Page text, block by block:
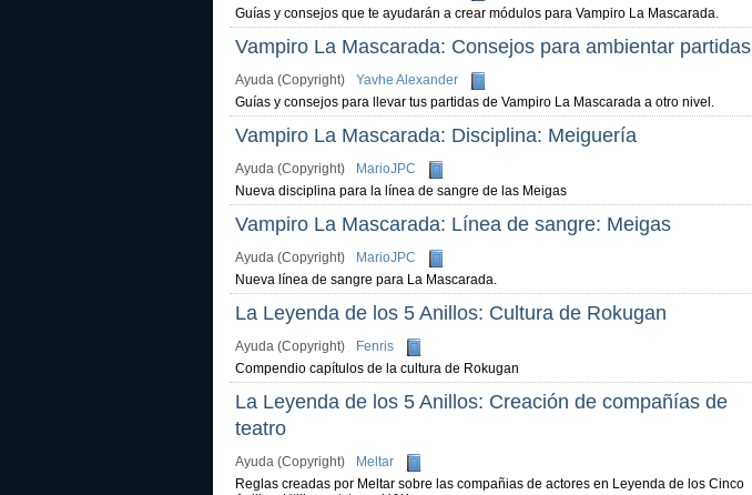
Guías y consejos que te ayudarán a crear módulos para Vampiro La Mascarada.
Vampiro La Mascarada: Consejos para ambientar partidas
Ayuda (Copyright)
Yavhe Alexander
Guías y consejos para llevar tus partidas de Vampiro La Mascarada a otro nivel.
Vampiro La Mascarada: Disciplina: Meiguería
Ayuda (Copyright)
MarioJPC
Nueva disciplina para la línea de sangre de las Meigas
Vampiro La Mascarada: Línea de sangre: Meigas
Ayuda (Copyright)
MarioJPC
Nueva línea de sangre para La Mascarada.
La Leyenda de los 5 Anillos: Cultura de Rokugan
Ayuda (Copyright)
Fenris
Compendio capítulos de la cultura de Rokugan
La Leyenda de los 5 Anillos: Creación de compañías de
teatro
Ayuda (Copyright)
Meltar
Reglas creadas por Meltar sobre las compañias de actores en Leyenda de los Cinco